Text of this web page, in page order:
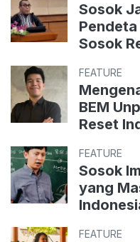
Sosok
Sosok
FEATURE
BEM
Reset
FEATURE
Sosok
yang
FEATURE